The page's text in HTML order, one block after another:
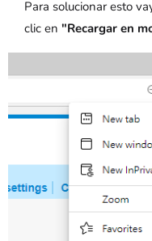
Para solucionar esto
clic en "Recargar en